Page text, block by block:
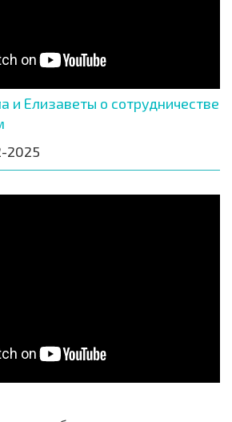
и Елизаветы о сотрудничестве
2025